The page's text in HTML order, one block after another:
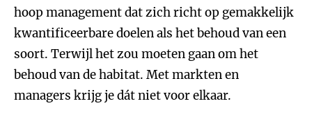
hoop management dat zich richt op gemakkelijk
kwantificeerbare doelen als het behoud van een
soort. Terwijl het zou moeten gaan om het
behoud van de habitat. Met markten en
managers krijg je dát niet voor elkaar.